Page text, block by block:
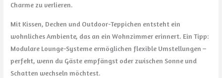
Charme zu verlieren.
Mit Kissen, Decken und Outdoor-Teppichen entsteht ein
wohnliches Ambiente, das an ein Wohnzimmer erinnert. Ein Tipp:
Modulare Lounge-Systeme ermöglichen flexible Umstellungen –
perfekt, wenn du Gäste empfängst oder zwischen Sonne und
Schatten wechseln möchtest.